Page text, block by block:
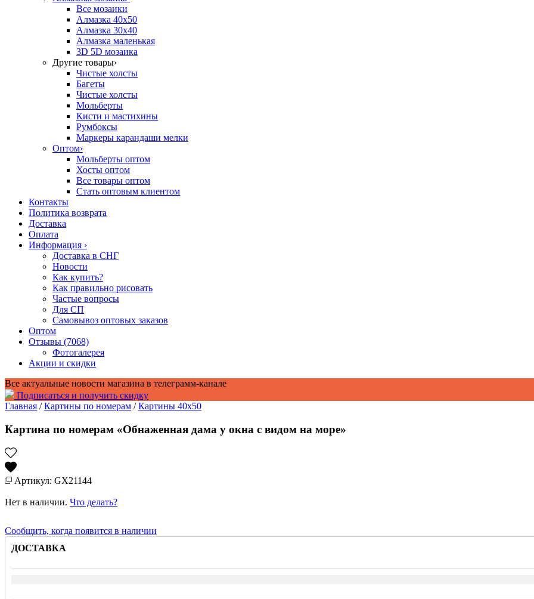
Все мозаики
Алмазка 40х50
Алмазка 30х40
Алмазка маленькая
3D 5D мозаика
Другие товары›
Чистые холсты
Багеты
Чистые холсты
Мольберты
Кисти и мастихины
Румбоксы
Маркеры карандаши мелки
Оптом›
Мольберты оптом
Хосты оптом
Все товары оптом
Стать оптовым клиентом
Контакты
Политика возврата
Доставка
Оплата
Информация ›
Доставка в СНГ
Новости
Как купить?
Как правильно рисовать
Частые вопросы
Для СП
Самовывоз оптовых заказов
Оптом
Отзывы (7068)
Фотогалерея
Акции и скидки
Все актуальные новости магазина в телеграмм-канале
Подписаться и получить скидку
Главная /Картины по номерам /Картины 40x50
Картина по номерам «Обнаженная дама у окна с видом на море»
Артикул: GX21144
Нет в наличии. Что делать?
Сообщить, когда появится в наличии
ДОСТАВКА